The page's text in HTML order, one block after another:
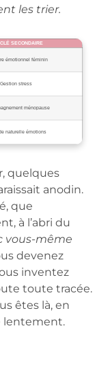
les trier.
CLÉ SECONDAIRE
émotionnel féminin
Gestion stress
ménopause
naturelle émotions
quelques
anodin.
que
à l’abri du
vous-même
devenez
inventez
toute tracée.
êtes là, en
lentement.